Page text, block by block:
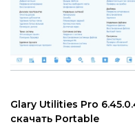
Glary Utilities Pro
скачать Portable